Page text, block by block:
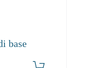
base